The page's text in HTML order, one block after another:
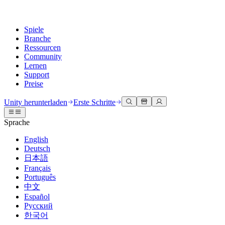
Spiele
Branche
Ressourcen
Community
Lernen
Support
Preise
Unity Engine
Erstellen Sie 2D- und 3D-Spiele für jede Plattform
Zusammenarbeit
Schnell mit Ihrem Team zusammenarbeiten und iterieren
Unity herunterladen
Abonnements und Preise
Bereitstellen
Multiplattform
3D-Zusammenarbeit
Erstellen und überprüfen Sie 3D-Projekte in Echtzeit
Immersive Schulung
In immersiven Umgebungen trainieren
Kundenerlebnisse
Interaktive 3D-Erlebnisse erstellen
Branchen
Fertigung
Dokumentation
Entwicklertools
Versionsfreigaben und Fehlerverfolgung
Roadmap
Bevorstehende Funktionen überprüfen
Glossar
Diskussionen
Veranstaltungen
Globale und lokale Veranstaltungen
Gemeinschaftsgeschichten
Made with Unity
Präsentation von Unity-Schöpfern
Unity Learn
Meistern Sie Unity-Fähigkeiten kostenlos
Professionelles Training
Verbessern Sie Ihr Team mit Unity-Trainern
Neu bei Unity
Erste Schritte
Beginnen Sie noch heute mit dem Lernen
Unity Essential Pathways
Hilfe erhalten
Wir helfen Ihnen, mit Unity erfolgreich zu sein
Erfolgspläne
Erreichen Sie Ihre Ziele schneller mit Expertenunterstützung
FAQ
Antworten auf häufige Fragen
Kontakt aufnehmen
Verbinden Sie sich mit unserem Team
Unity herunterladen Erste Schritte
Sprache
English
Deutsch
日本語
Français
Português
中文
Español
Русский
한국어